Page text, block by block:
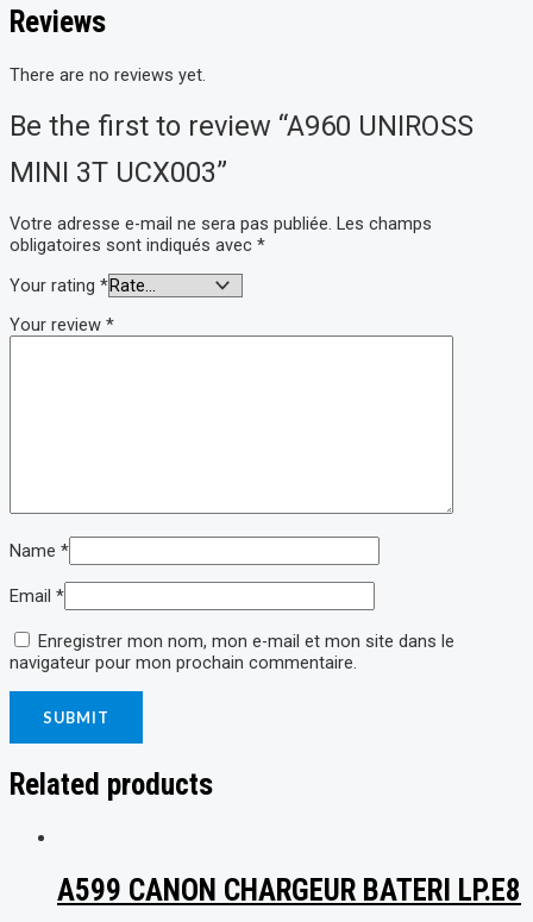
Reviews
There are no reviews yet.
Be the first to review “A960 UNIROSS
MINI 3T UCX003”
Votre adresse e-mail ne sera pas publiée. Les champs
obligatoires sont indiqués avec *
Your rating *
Your review *
Name *
Email *
Enregistrer mon nom, mon e-mail et mon site dans le
navigateur pour mon prochain commentaire.
Related products
A599 CANON CHARGEUR BATERI LP.E8